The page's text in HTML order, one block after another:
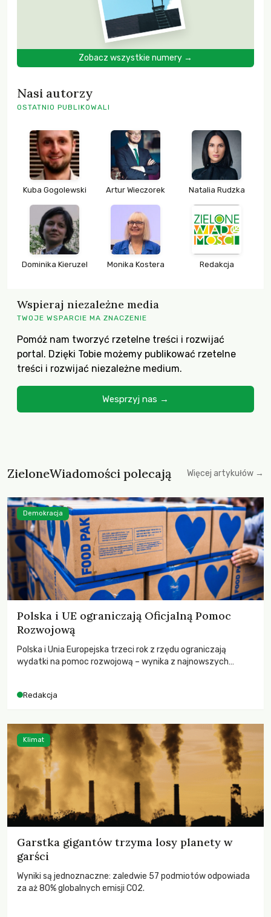
Zobacz wszystkie numery →
Nasi autorzy
OSTATNIO PUBLIKOWALI
Kuba Gogolewski Artur Wieczorek Natalia Rudzka
Dominika Kieruzel Monika Kostera Redakcja
Wspieraj niezależne media
TWOJE WSPARCIE MA ZNACZENIE
Pomóż nam tworzyć rzetelne treści i rozwijać
portal. Dzięki Tobie możemy publikować rzetelne
treści i rozwijać niezależne medium.
Wesprzyj nas →
ZieloneWiadomości polecają Więcej artykułów →
Polska i UE ograniczają Oficjalną Pomoc
Rozwojową
Polska i Unia Europejska trzeci rok z rzędu ograniczają
wydatki na pomoc rozwojową – wynika z najnowszych
odnotowano największe tąpnięcie ODA w historii. Jakie będą
kryzysami i ubóstwem?
Redakcja
Demokracja
Garstka gigantów trzyma losy planety w
garści
Wyniki są jednoznaczne: zaledwie 57 podmiotów odpowiada
za aż 80% globalnych emisji CO2.
Klimat